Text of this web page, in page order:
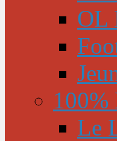
OL
100%
Le